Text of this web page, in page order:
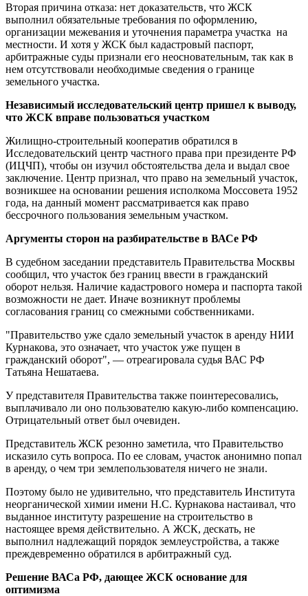
Вторая причина отказа: нет доказательств, что ЖСК
выполнил обязательные требования по оформлению,
организации межевания и уточнения параметра участка на
местности. И хотя у ЖСК был кадастровый паспорт,
арбитражные суды признали его неосновательным, так как в
нем отсутствовали необходимые сведения о границе
земельного участка.
Независимый исследовательский центр пришел к выводу,
что ЖСК вправе пользоваться участком
Жилищно-строительный кооператив обратился в
Исследовательский центр частного права при президенте РФ
(ИЦЧП), чтобы он изучил обстоятельства дела и выдал свое
заключение. Центр признал, что право на земельный участок,
возникшее на основании решения исполкома Моссовета 1952
года, на данный момент рассматривается как право
бессрочного пользования земельным участком.
Аргументы сторон на разбирательстве в ВАСе РФ
В судебном заседании представитель Правительства Москвы
сообщил, что участок без границ ввести в гражданский
оборот нельзя. Наличие кадастрового номера и паспорта такой
возможности не дает. Иначе возникнут проблемы
согласования границ со смежными собственниками.
"Правительство уже сдало земельный участок в аренду НИИ
Курнакова, это означает, что участок уже пущен в
гражданский оборот", — отреагировала судья ВАС РФ
Татьяна Нешатаева.
У представителя Правительства также поинтересовались,
выплачивало ли оно пользователю какую-либо компенсацию.
Отрицательный ответ был очевиден.
Представитель ЖСК резонно заметила, что Правительство
исказило суть вопроса. По ее словам, участок анонимно попал
в аренду, о чем три землепользователя ничего не знали.
Поэтому было не удивительно, что представитель Института
неорганической химии имени Н.С. Курнакова настаивал, что
выданное институту разрешение на строительство в
настоящее время действительно. А ЖСК, дескать, не
выполнил надлежащий порядок землеустройства, а также
преждевременно обратился в арбитражный суд.
Решение ВАСа РФ, дающее ЖСК основание для
оптимизма